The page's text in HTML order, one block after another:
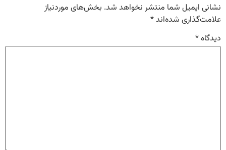
نشانی ایمیل شما منتشر نخواهد شد. بخش‌های موردنیاز
علامت‌گذاری شده‌اند*
دیدگاه*